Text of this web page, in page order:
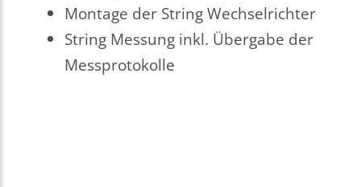
Montage der String Wechselrichter
String Messung inkl. Übergabe der
Messprotokolle